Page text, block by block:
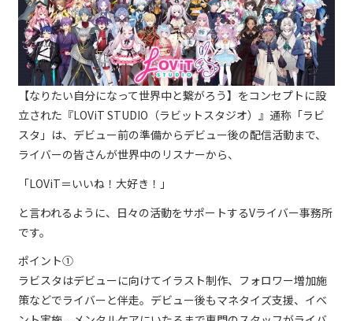
【なりたい自分になって世界中と繋がろう】をコンセプトに設
立された『LOViT STUDIO（ラビットスタジオ）』通称「ラビ
スタ」は、デビュー前の準備からデビュー後の配信活動まで、
ライバーの皆さんが世界中のリスナーから、
「LOViT＝いいね！大好き！」
と言われるように、日々の活動をサポートするVライバー事務所
です。
ポイント①
ラビスタはデビューに向けてイラスト制作、フォロワー増加施
策などでライバーと伴走。デビュー後もマネタイズ支援、イベ